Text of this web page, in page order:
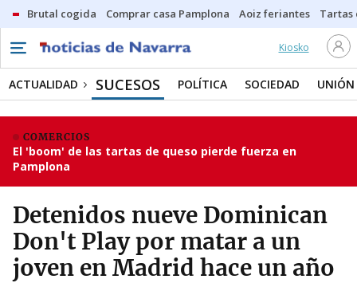
Brutal cogida Comprar casa Pamplona Aoiz feriantes Tartas
Kiosko
ACTUALIDAD SUCESOS POLÍTICA SOCIEDAD UNIÓN
COMERCIOS
El 'boom' de las tartas de queso pierde fuerza en
Pamplona
Detenidos nueve Dominican
Don't Play por matar a un
joven en Madrid hace un año